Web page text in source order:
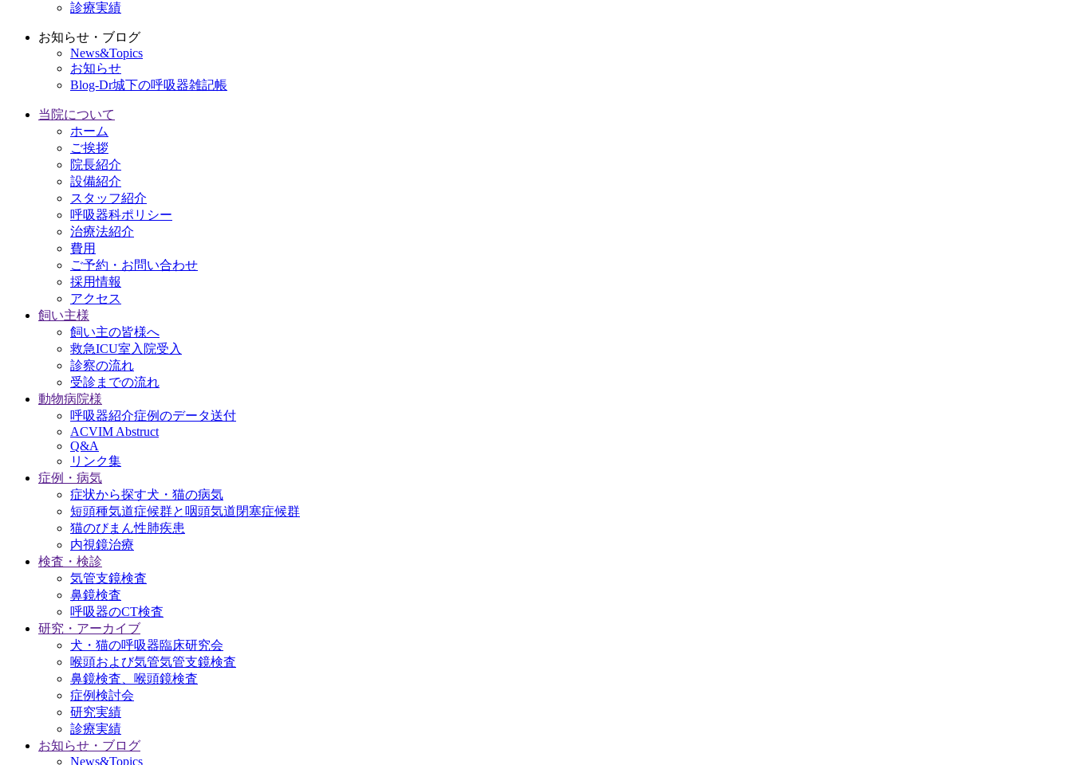
診療実績
お知らせ・ブログ
News&Topics
お知らせ
Blog-Dr城下の呼吸器雑記帳
当院について
ホーム
ご挨拶
院長紹介
設備紹介
スタッフ紹介
呼吸器科ポリシー
治療法紹介
費用
ご予約・お問い合わせ
採用情報
アクセス
飼い主様
飼い主の皆様へ
救急ICU室入院受入
診察の流れ
受診までの流れ
動物病院様
呼吸器紹介症例のデータ送付
ACVIM Abstruct
Q&A
リンク集
症例・病気
症状から探す犬・猫の病気
短頭種気道症候群と咽頭気道閉塞症候群
猫のびまん性肺疾患
内視鏡治療
検査・検診
気管支鏡検査
鼻鏡検査
呼吸器のCT検査
研究・アーカイブ
犬・猫の呼吸器臨床研究会
喉頭および気管気管支鏡検査
鼻鏡検査、喉頭鏡検査
症例検討会
研究実績
診療実績
お知らせ・ブログ
News&Topics